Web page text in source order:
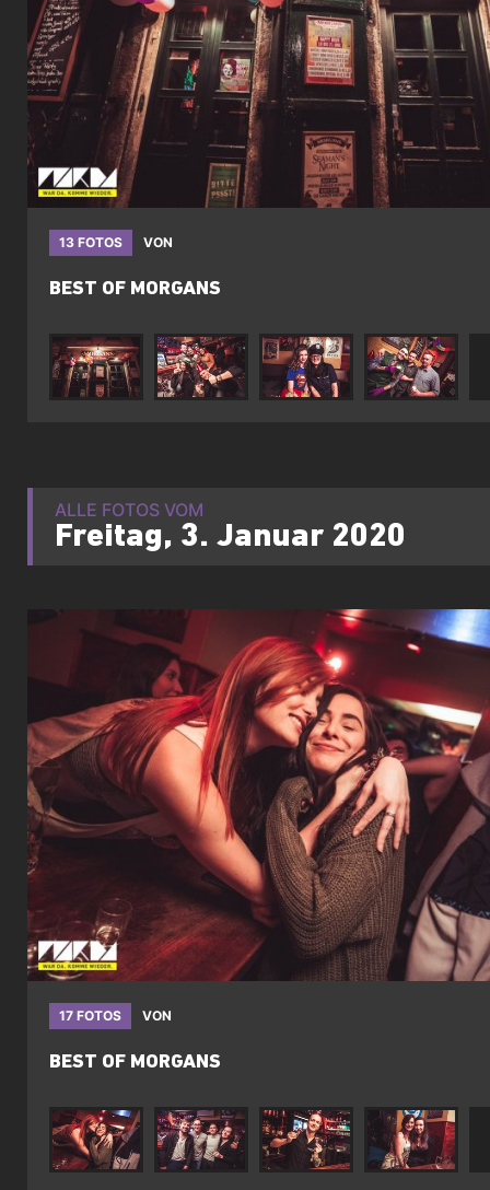
13 FOTOS VON
BEST OF MORGANS
ALLE FOTOS VOM
Freitag, 3. Januar 2020
17 FOTOS VON
BEST OF MORGANS